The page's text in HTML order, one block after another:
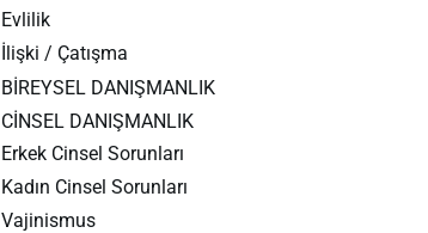
Evlilik
İlişki / Çatışma
BİREYSEL DANIŞMANLIK
CİNSEL DANIŞMANLIK
Erkek Cinsel Sorunları
Kadın Cinsel Sorunları
Vajinismus